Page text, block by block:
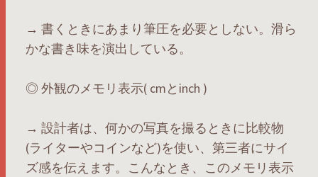
→ 書くときにあまり筆圧を必要としない。滑ら
かな書き味を演出している。
◎ 外観のメモリ表示( cmとinch )
→ 設計者は、何かの写真を撮るときに比較物
(ライターやコインなど)を使い、第三者にサイ
ズ感を伝えます。こんなとき、このメモリ表示